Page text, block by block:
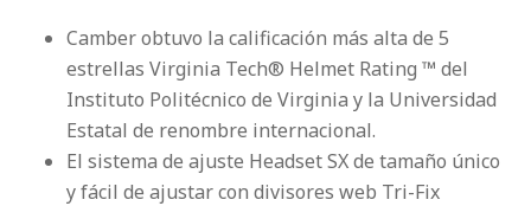
Camber obtuvo la calificación más alta de 5
estrellas Virginia Tech® Helmet Rating ™ del
Instituto Politécnico de Virginia y la Universidad
Estatal de renombre internacional.
El sistema de ajuste Headset SX de tamaño único
y fácil de ajustar con divisores web Tri-Fix